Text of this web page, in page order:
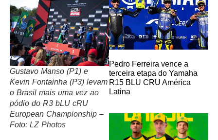
Gustavo Manso (P1) e
Kevin Fontainha (P3) levam
o Brasil mais uma vez ao
pódio do R3 bLU cRU
European Championship –
Foto: LZ Photos
Pedro Ferreira vence a
terceira etapa do Yamaha
R15 BLU CRU América
Latina